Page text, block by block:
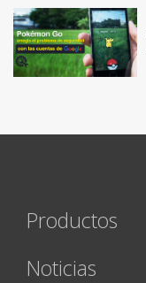
Productos
Noticias